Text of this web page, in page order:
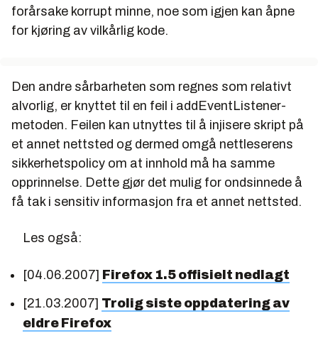
forårsake korrupt minne, noe som igjen kan åpne
for kjøring av vilkårlig kode.
Den andre sårbarheten som regnes som relativt
alvorlig, er knyttet til en feil i addEventListener-
metoden. Feilen kan utnyttes til å injisere skript på
et annet nettsted og dermed omgå nettleserens
sikkerhetspolicy om at innhold må ha samme
opprinnelse. Dette gjør det mulig for ondsinnede å
få tak i sensitiv informasjon fra et annet nettsted.
Les også:
[04.06.2007] Firefox 1.5 offisielt nedlagt
[21.03.2007] Trolig siste oppdatering av
eldre Firefox